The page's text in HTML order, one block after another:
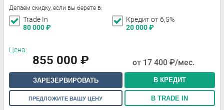
Делаем скидку, если вы берете в:
Trade In
80 000₽
Кредит от 6,5%
20 000₽
Цена:
855 000 ₽ от 17 400 ₽/мес.
ЗАРЕЗЕРВИРОВАТЬ В КРЕДИТ
ПРЕДЛОЖИТЕ ВАШУ ЦЕНУ В TRADE IN